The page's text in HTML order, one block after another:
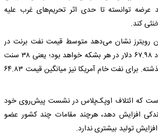
عرضه توانسته تا حدی اثر تحریم‌های غرب علیه
کند.
رویترز نشان می‌دهد متوسط قیمت نفت برنت در
سال جاری میلادی حدود ۶۷.۹۸ دلار در هر بشکه خواهد بود؛ یعنی ۳۸ سنت
بالاتر از پیش‌بینی ماه گذشته. برای نفت خام آمریکا نیز میانگین قیمت ۶۴.۸۳
که ائتلاف اوپک‌پلاس در نشست پیش‌روی خود
افزایش دهد، هرچند مقامات چند کشور عضو
تولید بیشتری ندارد.